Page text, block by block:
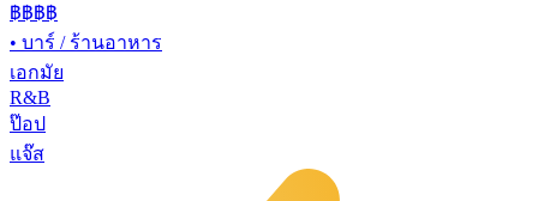
฿฿฿฿
• บาร์ / ร้านอาหาร
เอกมัย
R&B
ป๊อป
แจ๊ส